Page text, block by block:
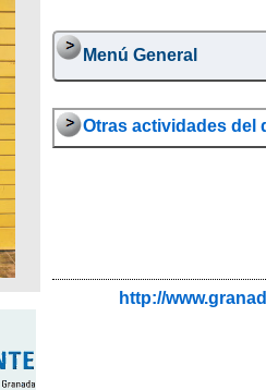
Menú General
Otras actividades del
http://